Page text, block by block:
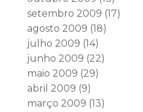
setembro 2009 (17)
agosto 2009 (18)
julho 2009 (14)
junho 2009 (22)
maio 2009 (29)
abril 2009 (9)
março 2009 (13)